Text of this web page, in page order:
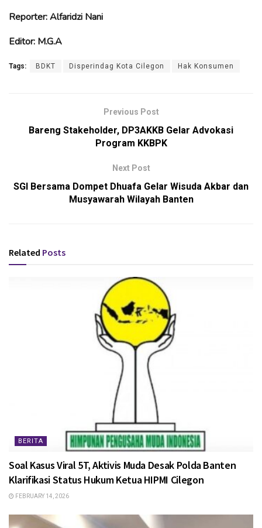
Reporter: Alfaridzi Nani
Editor: M.G.A
Tags: BDKT Disperindag Kota Cilegon Hak Konsumen
Previous Post
Bareng Stakeholder, DP3AKKB Gelar Advokasi
Program KKBPK
Next Post
SGI Bersama Dompet Dhuafa Gelar Wisuda Akbar dan
Musyawarah Wilayah Banten
Related Posts
BERITA
Soal Kasus Viral 5T, Aktivis Muda Desak Polda Banten
Klarifikasi Status Hukum Ketua HIPMI Cilegon
FEBRUARY 14, 2026